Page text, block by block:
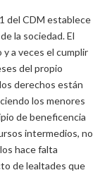
del CDM establece
la sociedad. El
a veces el cumplir
del propio
derechos están
los menores
de beneficencia
intermedios, no
hace falta
de lealtades que